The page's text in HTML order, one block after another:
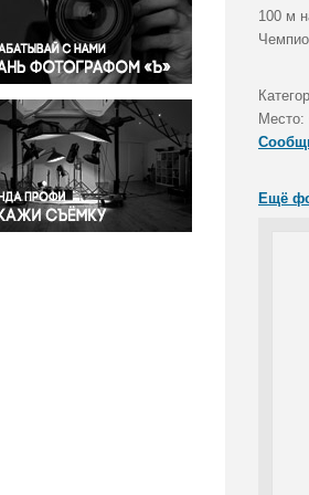
Правосудие
Происшествия и конфликты
Религия
Светская жизнь
Спорт
Экология
Экономика и бизнес
100 м
Место:
Ещё